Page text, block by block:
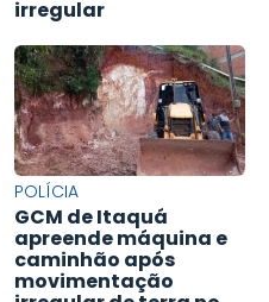
irregular
POLÍCIA
GCM de Itaquá
apreende máquina e
caminhão após
movimentação